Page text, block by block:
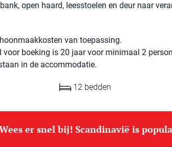
open haard, leesstoelen en deur naar
van toepassing.
boeking is 20 jaar voor minimaal 2
​​in de accommodatie.
12 bedden
er snel bij! Scandinavië is